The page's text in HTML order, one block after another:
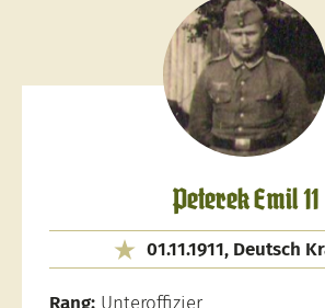
Peterek Emil 11
01.11.1911, Deutsch
Rang: Unteroffizier